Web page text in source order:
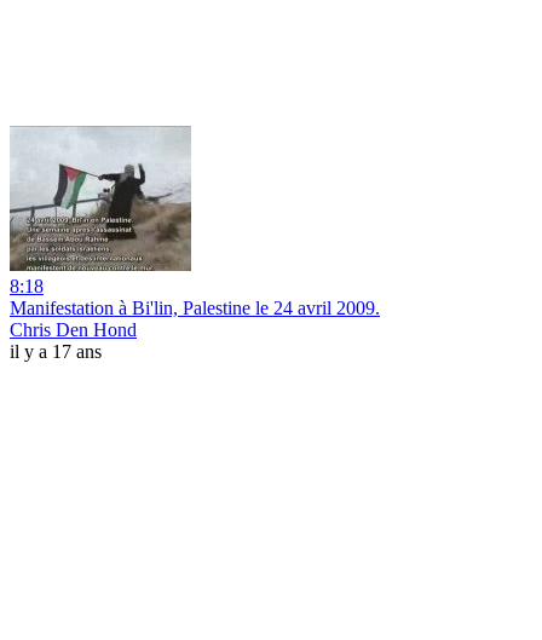
8:18
Manifestation à Bi'lin, Palestine le 24 avril 2009.
Chris Den Hond
il y a 17 ans